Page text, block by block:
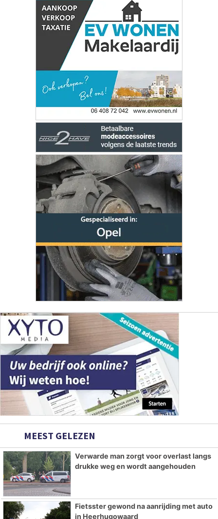
MEEST GELEZEN
Verwarde man zorgt voor overlast langs
drukke weg en wordt aangehouden
Fietsster gewond na aanrijding met auto
in Heerhugowaard